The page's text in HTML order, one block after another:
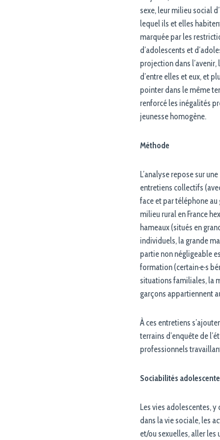
sexe, leur milieu social
lequel ils et elles
marquée par les
d’adolescents et
projection dans
d’entre elles et eux, et
pointer dans le même
renforcé les inégalités
jeunesse homogène.
Méthode
L’analyse repose sur
entretiens collectifs
face et par téléphone au
milieu rural en France
hameaux (situés en
individuels, la grande
partie non négligeable
formation (certain·e·s
situations familiales, la
garçons appartiennent
À ces entretiens
terrains d’enquête de
professionnels
Sociabilités
Les vies adolescentes,
dans la vie sociale, les
et/ou sexuelles, aller les